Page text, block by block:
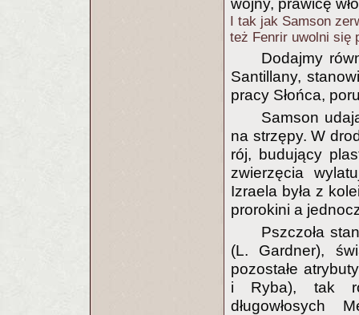
wojny, prawicę
I tak jak Samson
też Fenrir uwolni się
Dodajmy
Santillany,
pracy Słońca,
Samson
na strzępy. W
rój, budujący
zwierzęcia
Izraela była z
prorokini a
Pszczoła
(L. Gardner),
pozostałe
i Ryba), tak
długowłosych